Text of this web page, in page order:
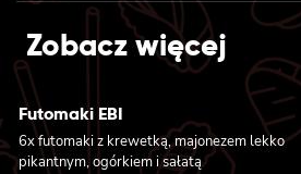
Zobacz więcej
Futomaki EBI
6x futomaki z krewetką, majonezem lekko
pikantnym, ogórkiem i sałatą